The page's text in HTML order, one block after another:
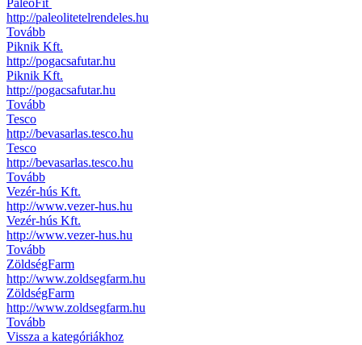
PaleoFit
http://paleolitetelrendeles.hu
Tovább
Piknik Kft.
http://pogacsafutar.hu
Piknik Kft.
http://pogacsafutar.hu
Tovább
Tesco
http://bevasarlas.tesco.hu
Tesco
http://bevasarlas.tesco.hu
Tovább
Vezér-hús Kft.
http://www.vezer-hus.hu
Vezér-hús Kft.
http://www.vezer-hus.hu
Tovább
ZöldségFarm
http://www.zoldsegfarm.hu
ZöldségFarm
http://www.zoldsegfarm.hu
Tovább
Vissza a kategóriákhoz